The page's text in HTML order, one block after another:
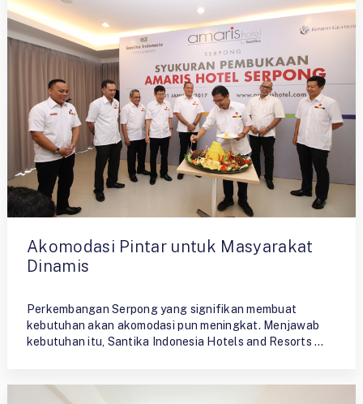
Akomodasi Pintar untuk Masyarakat
Dinamis
Perkembangan Serpong yang signifikan membuat
kebutuhan akan akomodasi pun meningkat. Menjawab
kebutuhan itu, Santika Indonesia Hotels and Resorts …